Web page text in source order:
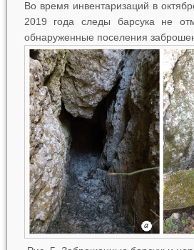
Во время инвентаризаций в
2019 года следы барсука не
обнаруженные поселения